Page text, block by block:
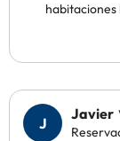
habitaciones
Javier